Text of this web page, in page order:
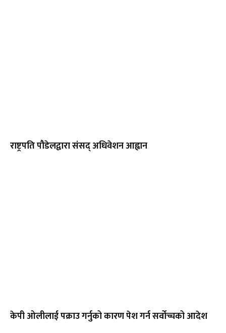
राष्ट्रपति पौडेलद्वारा संसद् अधिवेशन आह्वान
केपी ओलीलाई पक्राउ गर्नुको कारण पेश गर्न सर्वोच्चको आदेश